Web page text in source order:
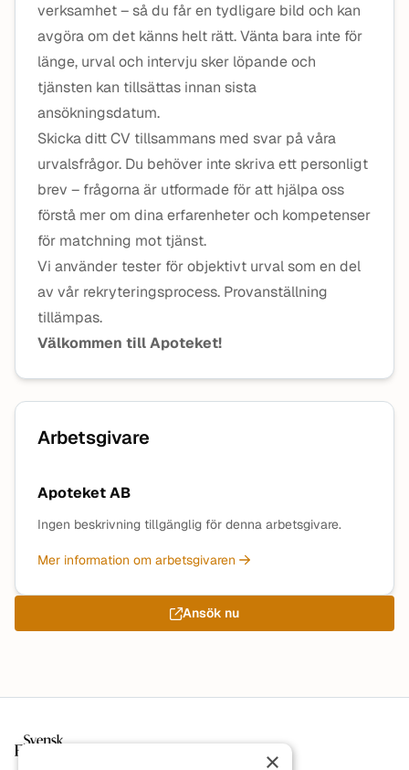
verksamhet – så du får en tydligare bild och kan
avgöra om det känns helt rätt. Vänta bara inte för
länge, urval och intervju sker löpande och
tjänsten kan tillsättas innan sista
ansökningsdatum.
Skicka ditt CV tillsammans med svar på våra
urvalsfrågor. Du behöver inte skriva ett personligt
brev – frågorna är utformade för att hjälpa oss
förstå mer om dina erfarenheter och kompetenser
för matchning mot tjänst.
Vi använder tester för objektivt urval som en del
av vår rekryteringsprocess. Provanställning
tillämpas.
Välkommen till Apoteket!
Arbetsgivare
Apoteket AB
Ingen beskrivning tillgänglig för denna arbetsgivare.
Mer information om arbetsgivaren
Ansök nu
×